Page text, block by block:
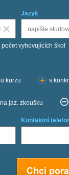
Jazyk
vyhovujících škol
kurzu s
jaz. zkoušku
Kontaktní